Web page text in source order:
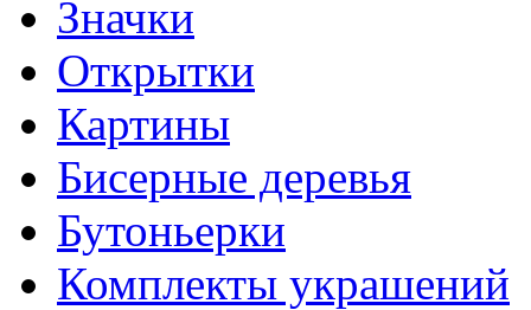
Значки
Открытки
Картины
Бисерные деревья
Бутоньерки
Комплекты украшений